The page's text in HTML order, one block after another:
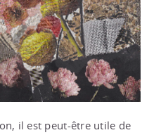
il est peut-être utile de